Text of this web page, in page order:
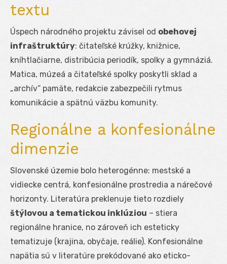
textu
Úspech národného projektu závisel od obehovej
infraštruktúry: čitateľské krúžky, knižnice,
kníhtlačiarne, distribúcia periodík, spolky a gymnáziá.
Matica, múzeá a čitateľské spolky poskytli sklad a
„archív“ pamäte, redakcie zabezpečili rytmus
komunikácie a spätnú väzbu komunity.
Regionálne a konfesionálne
dimenzie
Slovenské územie bolo heterogénne: mestské a
vidiecke centrá, konfesionálne prostredia a nárečové
horizonty. Literatúra preklenuje tieto rozdiely
štýlovou a tematickou inklúziou – stiera
regionálne hranice, no zároveň ich esteticky
tematizuje (krajina, obyčaje, reálie). Konfesionálne
napätia sú v literatúre prekódované ako eticko-